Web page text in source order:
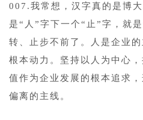
007.我常想，汉字真的是博
是“人”字下一个“止”字，就
转、止步不前了。人是企业
根本动力。坚持以人为中心
值作为企业发展的根本追求
偏离的主线。